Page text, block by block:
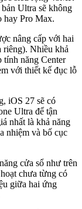
Ultra sẽ không
hay Pro Max.
nâng cấp với hai
riêng). Nhiều khả
tính năng Center
với thiết kế đục lỗ
iOS 27 sẽ có
Ultra để tận
nhất là khả năng
nhiệm và bố cục
cửa sổ như trên
chưa từng có
giữa hai ứng